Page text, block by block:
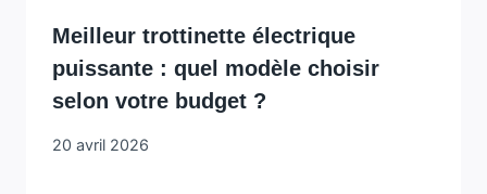
Meilleur trottinette électrique
puissante : quel modèle choisir
selon votre budget ?
20 avril 2026